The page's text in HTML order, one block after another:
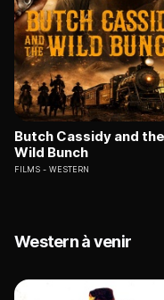
Butch Cassidy and the
Wild Bunch
FILMS WESTERN
Western à venir